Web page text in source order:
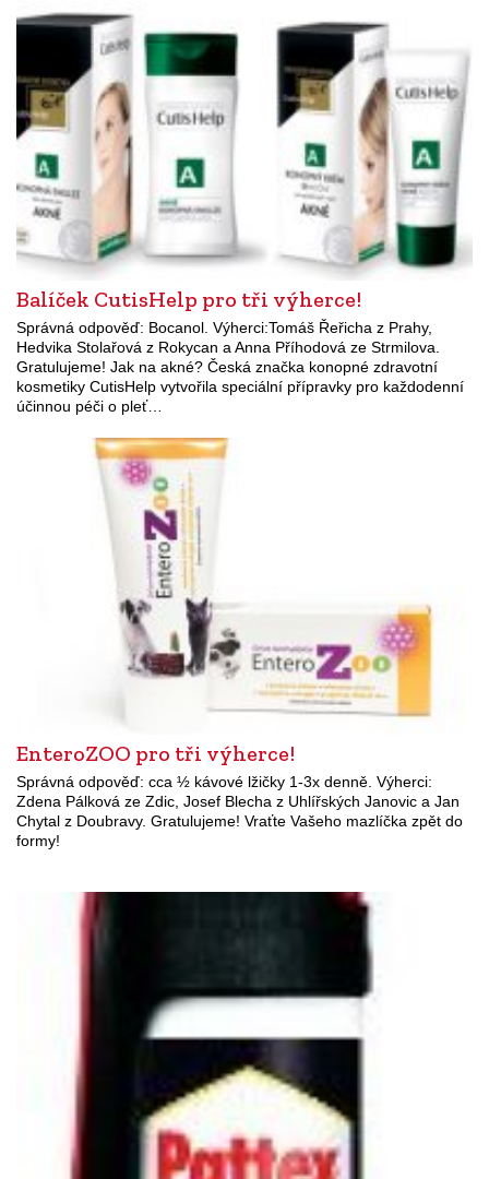
Balíček CutisHelp pro tři výherce!
Správná odpověď: Bocanol. Výherci:Tomáš Řeřicha z Prahy,
Hedvika Stolařová z Rokycan a Anna Příhodová ze Strmilova.
Gratulujeme! Jak na akné? Česká značka konopné zdravotní
kosmetiky CutisHelp vytvořila speciální přípravky pro každodenní
účinnou péči o pleť…
EnteroZOO pro tři výherce!
Správná odpověď: cca ½ kávové lžičky 1-3x denně. Výherci:
Zdena Pálková ze Zdic, Josef Blecha z Uhlířských Janovic a Jan
Chytal z Doubravy. Gratulujeme! Vraťte Vašeho mazlíčka zpět do
formy!